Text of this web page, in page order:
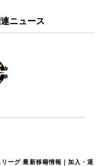
ニュース
ーグ 最新移籍情報｜加入・退